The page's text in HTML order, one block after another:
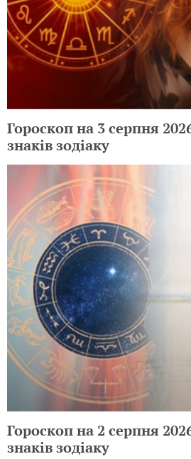
Гороскоп на 3 серпня
знаків зодіаку
Гороскоп на 2 серпня
знаків зодіаку